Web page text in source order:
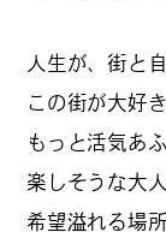
人生が、街と
この街が大好
もっと活気あ
楽しそうな大
希望溢れる場